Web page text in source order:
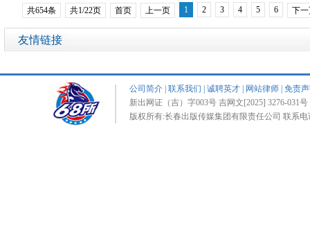
共654条 共1/22页 首页 上一页 1 2 3 4 5 6 下
友情链接
公司简介 联系我们 诚聘英才 网站律师 免责
新出网证（吉）字003号 吉网文[2025] 3276-031
版权所有:长春出版传媒集团有限责任公司 联系电